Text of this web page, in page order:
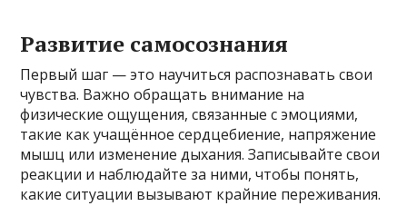
Развитие самосознания
Первый шаг — это научиться распознавать свои
чувства. Важно обращать внимание на
физические ощущения, связанные с эмоциями,
такие как учащённое сердцебиение, напряжение
мышц или изменение дыхания. Записывайте свои
реакции и наблюдайте за ними, чтобы понять,
какие ситуации вызывают крайние переживания.